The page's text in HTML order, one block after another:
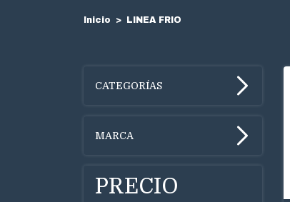
Inicio > LINEA FRIO
CATEGORÍAS
MARCA
PRECIO